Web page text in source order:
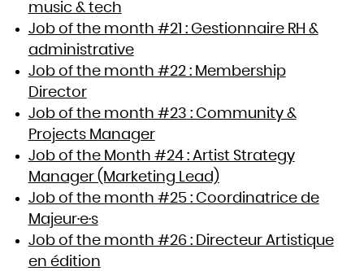
music & tech
Job of the month #21 : Gestionnaire RH &
administrative
Job of the month #22 : Membership
Director
Job of the month #23 : Community &
Projects Manager
Job of the Month #24 : Artist Strategy
Manager (Marketing Lead)
Job of the month #25 : Coordinatrice de
Majeur·e·s
Job of the month #26 : Directeur Artistique
en édition